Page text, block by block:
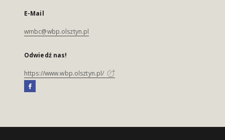
E-Mail
wmbc@wbp.olsztyn.pl
Odwiedź nas!
https://www.wbp.olsztyn.pl/